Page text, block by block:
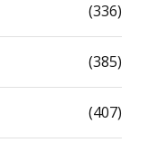
(336)
(385)
(407)